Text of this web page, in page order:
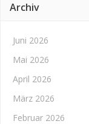
Archiv
Juni 2026
Mai 2026
April 2026
März 2026
Februar 2026